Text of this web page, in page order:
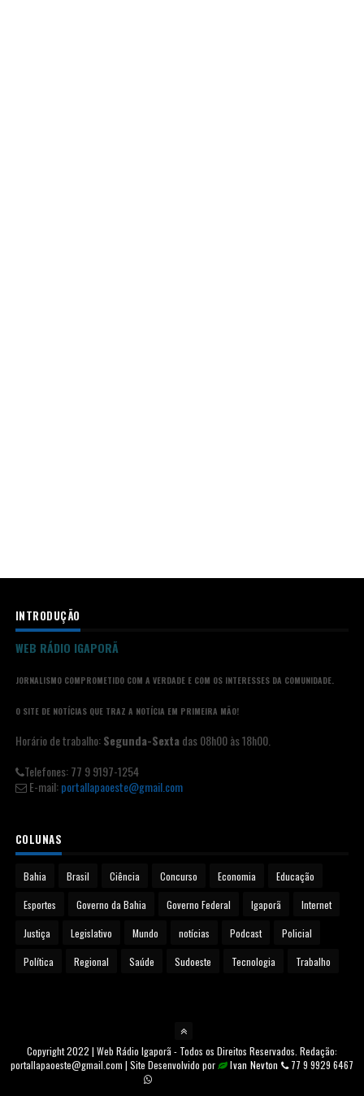
INTRODUÇÃO
WEB RÁDIO IGAPORÃ
JORNALISMO COMPROMETIDO COM A VERDADE E COM OS INTERESSES DA COMUNIDADE.
O SITE DE NOTÍCIAS QUE TRAZ A NOTÍCIA EM PRIMEIRA MÃO!
Horário de trabalho:Segunda-Sexta das 08h00 às 18h00.
Telefones: 77 9 9197-1254
E-mail:portallapaoeste@gmail.com
COLUNAS
Bahia Brasil Ciência Concurso Economia Educação
Esportes Governo da Bahia Governo Federal Igaporã Internet
Justiça Legislativo Mundo notícias Podcast Policial
Política Regional Saúde Sudoeste Tecnologia Trabalho
Copyright 2022 | Web Rádio Igaporã - Todos os Direitos Reservados. Redação:
portallapaoeste@gmail.com | Site Desenvolvido por
Ivan Nevton 77 9 9929 6467